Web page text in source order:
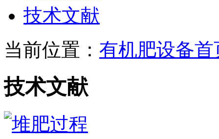
技术文献
当前位置： 有机肥设备首
技术文献